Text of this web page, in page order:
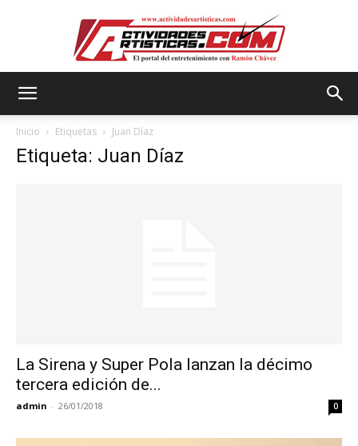
Inicio Etiquetas Juan Díaz
Etiqueta: Juan Díaz
La Sirena y Super Pola lanzan la décimo
tercera edición de...
admin - 26/01/2018 0